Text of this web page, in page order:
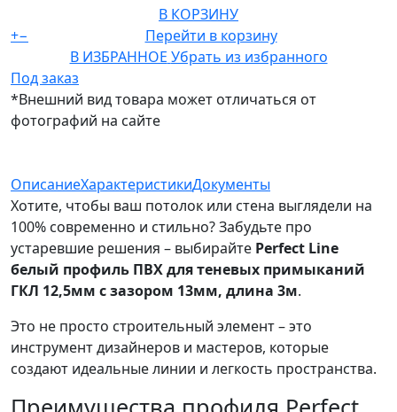
В КОРЗИНУ
+−
Перейти в корзину
В ИЗБРАННОЕ Убрать из избранного
Под заказ
*Внешний вид товара может отличаться от
фотографий на сайте
ОписаниеХарактеристикиДокументы
Хотите, чтобы ваш потолок или стена выглядели на
100% современно и стильно? Забудьте про
устаревшие решения – выбирайте Perfect Line
белый профиль ПВХ для теневых примыканий
ГКЛ 12,5мм с зазором 13мм, длина 3м.
Это не просто строительный элемент – это
инструмент дизайнеров и мастеров, которые
создают идеальные линии и легкость пространства.